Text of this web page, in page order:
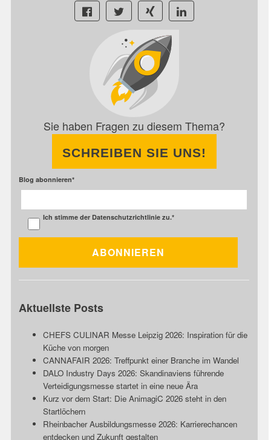
Sie haben Fragen zu diesem Thema?
SCHREIBEN SIE UNS!
Blog abonnieren*
Ich stimme der Datenschutzrichtlinie zu.*
Aktuellste Posts
CHEFS CULINAR Messe Leipzig 2026: Inspiration für die
Küche von morgen
CANNAFAIR 2026: Treffpunkt einer Branche im Wandel
DALO Industry Days 2026: Skandinaviens führende
Verteidigungsmesse startet in eine neue Ära
Kurz vor dem Start: Die AnimagiC 2026 steht in den
Startlöchern
Rheinbacher Ausbildungsmesse 2026: Karrierechancen
entdecken und Zukunft gestalten